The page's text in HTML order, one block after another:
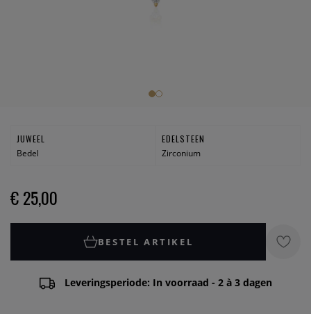
JUWEEL
Bedel
EDELSTEEN
Zirconium
€ 25,00
BESTEL ARTIKEL
Leveringsperiode: In voorraad - 2 à 3 dagen